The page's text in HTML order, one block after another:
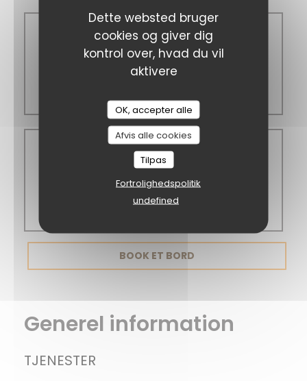
Dette websted bruger
cookies og giver dig
kontrol over, hvad du vil
aktivere
OK, accepter alle
Afvis alle cookies
Tilpas
Fortrolighedspolitik
undefined
Man-Lor
Søndag
12:00 - 16:00
BOOK ET BORD
Generel information
TJENESTER